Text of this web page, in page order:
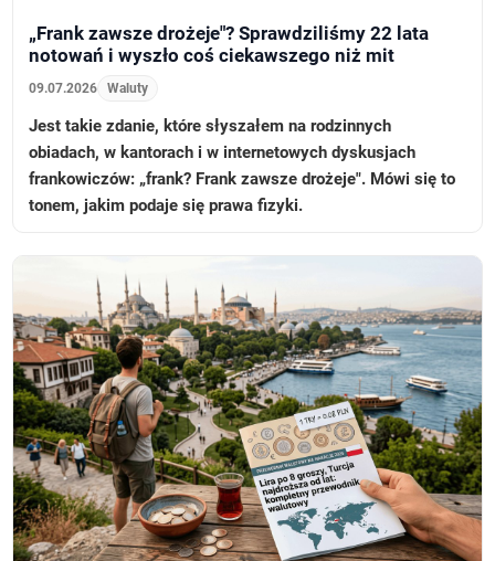
„Frank zawsze drożeje"? Sprawdziliśmy 22 lata
notowań i wyszło coś ciekawszego niż mit
09.07.2026 Waluty
Jest takie zdanie, które słyszałem na rodzinnych
obiadach, w kantorach i w internetowych dyskusjach
frankowiczów: „frank? Frank zawsze drożeje". Mówi się to
tonem, jakim podaje się prawa fizyki.